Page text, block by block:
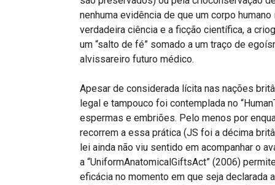
nenhuma evidência de que um corpo
verdadeira ciência e a ficção científica, a
um “salto de fé” somado a um traço de
alvissareiro futuro médico.
Apesar de considerada lícita nas nações
legal e tampouco foi contemplada no
espermas e embriões. Pelo menos por
recorrem a essa prática (JS foi a décima
lei ainda não viu sentido em acompanhar o
a “UniformAnatomicalGiftsAct” (2006)
eficácia no momento em que seja declarada